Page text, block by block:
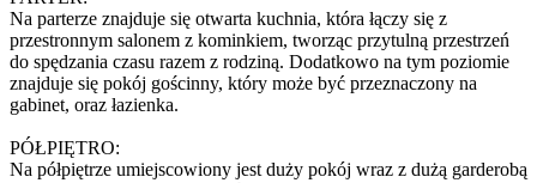
Na parterze znajduje się otwarta kuchnia, która łączy się z
przestronnym salonem z kominkiem, tworząc przytulną przestrzeń
do spędzania czasu razem z rodziną. Dodatkowo na tym poziomie
znajduje się pokój gościnny, który może być przeznaczony na
gabinet, oraz łazienka.
PÓŁPIĘTRO:
Na półpiętrze umiejscowiony jest duży pokój wraz z dużą garderobą